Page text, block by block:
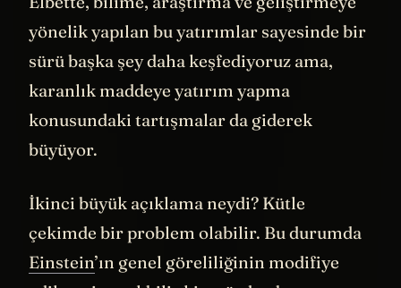
Elbette, bilime, araştırma ve geliştirmeye
yönelik yapılan bu yatırımlar sayesinde bir
sürü başka şey daha keşfediyoruz ama,
karanlık maddeye yatırım yapma
konusundaki tartışmalar da giderek
büyüyor.
İkinci büyük açıklama neydi? Kütle
çekimde bir problem olabilir. Bu durumda
Einstein ’ın genel göreliliğinin modifiye